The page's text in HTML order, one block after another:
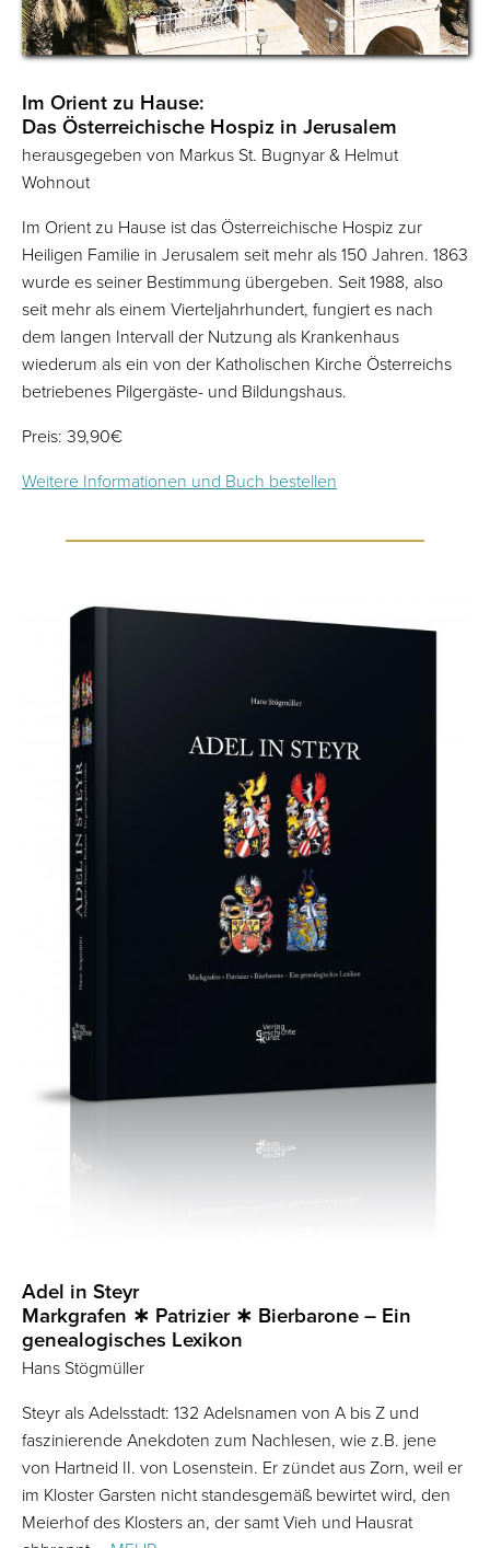
Im Orient zu Hause:
Das Österreichische Hospiz in Jerusalem
herausgegeben von Markus St. Bugnyar & Helmut
Wohnout
Im Orient zu Hause ist das Österreichische Hospiz zur
Heiligen Familie in Jerusalem seit mehr als 150 Jahren. 1863
wurde es ­seiner Bestimmung übergeben. Seit 1988, also
seit mehr als einem Viertel­jahrhundert, fungiert es nach
dem langen Intervall der Nutzung als Krankenhaus
wiederum als ein von der Katholischen Kirche Österreichs
betriebenes Pilgergäste- und Bildungshaus.
Preis: 39,90€
Weitere Informationen und Buch bestellen
Adel in Steyr
Markgrafen ∗ Patrizier ∗ Bierbarone – Ein
genealogisches Lexikon
Hans Stögmüller
Steyr als Adelsstadt: 132 Adelsnamen von A bis Z und
faszinierende Anekdoten zum Nachlesen, wie z.B. jene
von Hartneid II. von Losenstein. Er zündet aus Zorn, weil er
im Kloster Garsten nicht standesgemäß bewirtet wird, den
Meierhof des Klosters an, der samt Vieh und Hausrat